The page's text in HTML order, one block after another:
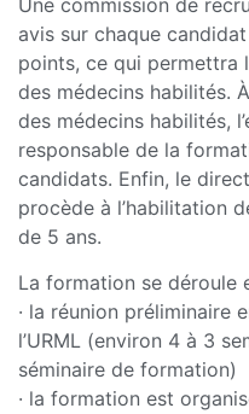
avis sur chaque
points, ce qui permettra
des médecins habilités.
des médecins habilités,
responsable de la
candidats. Enfin, le
procède à l’habilitation
de 5 ans.
La formation se déroule
· la réunion préliminaire
l’URML (environ 4 à 3
séminaire de formation)
· la formation est